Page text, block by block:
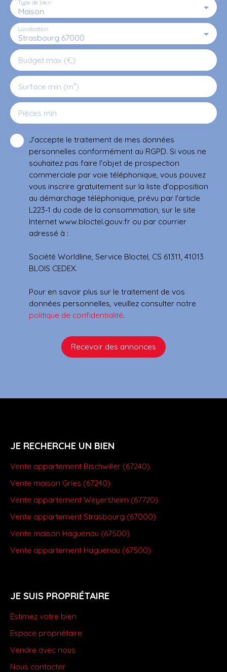
Maison
Type de bien
Strasbourg 67000
Localisation
Budget max (€)
Surface min (m²)
Pièces min
J'accepte le traitement de mes données
personnelles conformément au RGPD. Si vous ne
souhaitez pas faire l'objet de prospection
commerciale par voie téléphonique, vous pouvez
vous inscrire gratuitement sur la liste d'opposition
au démarchage téléphonique, prévu par l'article
L223-1 du code de la consommation, sur le site
Internet www.bloctel.gouv.fr ou par courrier
adressé à :
Société Worldline, Service Bloctel, CS 61311, 41013
BLOIS CEDEX.
Pour en savoir plus sur le traitement de vos
données personnelles, veuillez consulter notre
politique de confidentialité.
Recevoir des annonces
JE RECHERCHE UN BIEN
Vente appartement Bischwiller (67240)
Vente maison Gries (67240)
Vente appartement Weyersheim (67720)
Vente appartement Strasbourg (67000)
Vente maison Haguenau (67500)
Vente appartement Haguenau (67500)
JE SUIS PROPRIÉTAIRE
Estimez votre bien
Espace propriétaire
Vendre avec nous
Nous contacter